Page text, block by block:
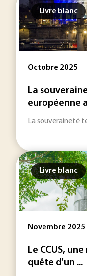
Livre blanc
Octobre 2025
La
européenne
La souveraineté
Livre blanc
Novembre 2025
Le CCUS,
quête d'un ...